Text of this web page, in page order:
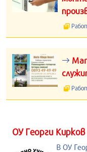
ОУ Георги Кирков
В ОУ